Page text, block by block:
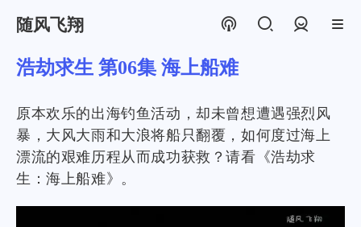
随风飞翔
浩劫求生 第06集 海上船难
原本欢乐的出海钓鱼活动，却未曾想遭遇强烈风
暴，大风大雨和大浪将船只翻覆，如何度过海上
漂流的艰难历程从而成功获救？请看《浩劫求
生：海上船难》。